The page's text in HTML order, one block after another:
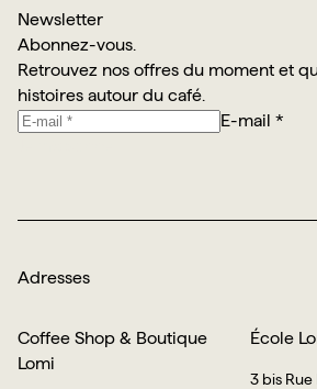
Newsletter
Abonnez-vous.
Retrouvez nos offres du moment et
histoires autour du café.
E-mail *
Adresses
Coffee Shop & Boutique
Lomi
École
3 bis